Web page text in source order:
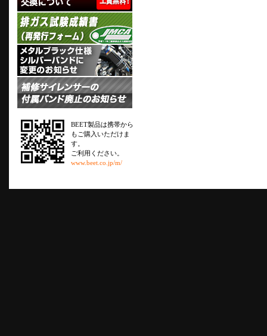
BEET製品は携帯から
もご購入いただけま
す。
ご利用ください。
www.beet.co.jp/m/